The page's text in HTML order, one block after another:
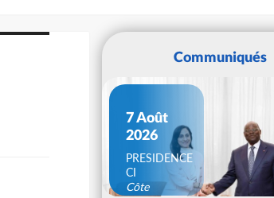
Communiqués
7 Août
2026
PRESIDENCE
CI
Côte